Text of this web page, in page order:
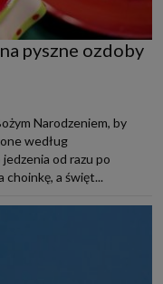
pyszne ozdoby
Narodzeniem, by
według
od razu po
choinkę, a święt...